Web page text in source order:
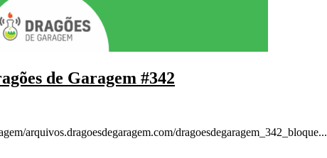
de Garagem #342
arquivos.dragoesdegaragem.com/dragoesdegaragem_342_bloque...